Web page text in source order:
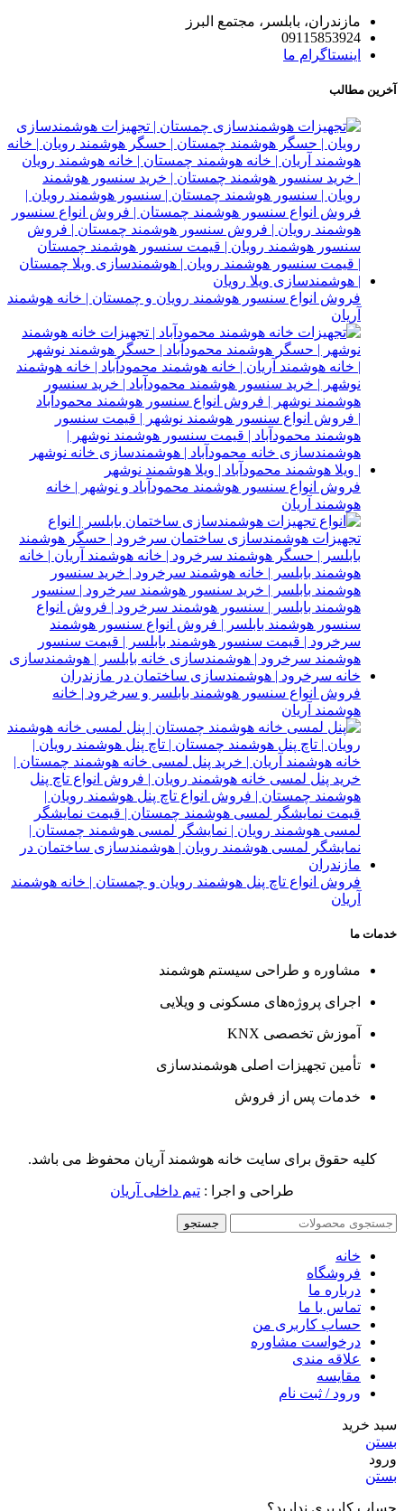
مازندران، بابلسر، مجتمع البرز
09115853924
اینستاگرام ما
آخرین مطالب
فروش انواع سنسور هوشمند رویان و چمستان | خانه هوشمند
آریان
فروش انواع سنسور هوشمند محمودآباد و نوشهر | خانه
هوشمند آریان
فروش انواع سنسور هوشمند بابلسر و سرخرود | خانه
هوشمند آریان
فروش انواع تاچ پنل هوشمند رویان و چمستان | خانه هوشمند
آریان
خدمات ما
مشاوره و طراحی سیستم هوشمند
اجرای پروژه‌های مسکونی و ویلایی
آموزش تخصصی KNX
تأمین تجهیزات اصلی هوشمندسازی
خدمات پس از فروش
کلیه حقوق برای سایت خانه هوشمند آریان محفوظ می باشد.
طراحی و اجرا : تیم داخلی آریان
جستجو
خانه
فروشگاه
درباره ما
تماس با ما
حساب کاربری من
درخواست مشاوره
علاقه مندی
مقايسه
ورود / ثبت نام
سبد خرید
بستن
ورود
بستن